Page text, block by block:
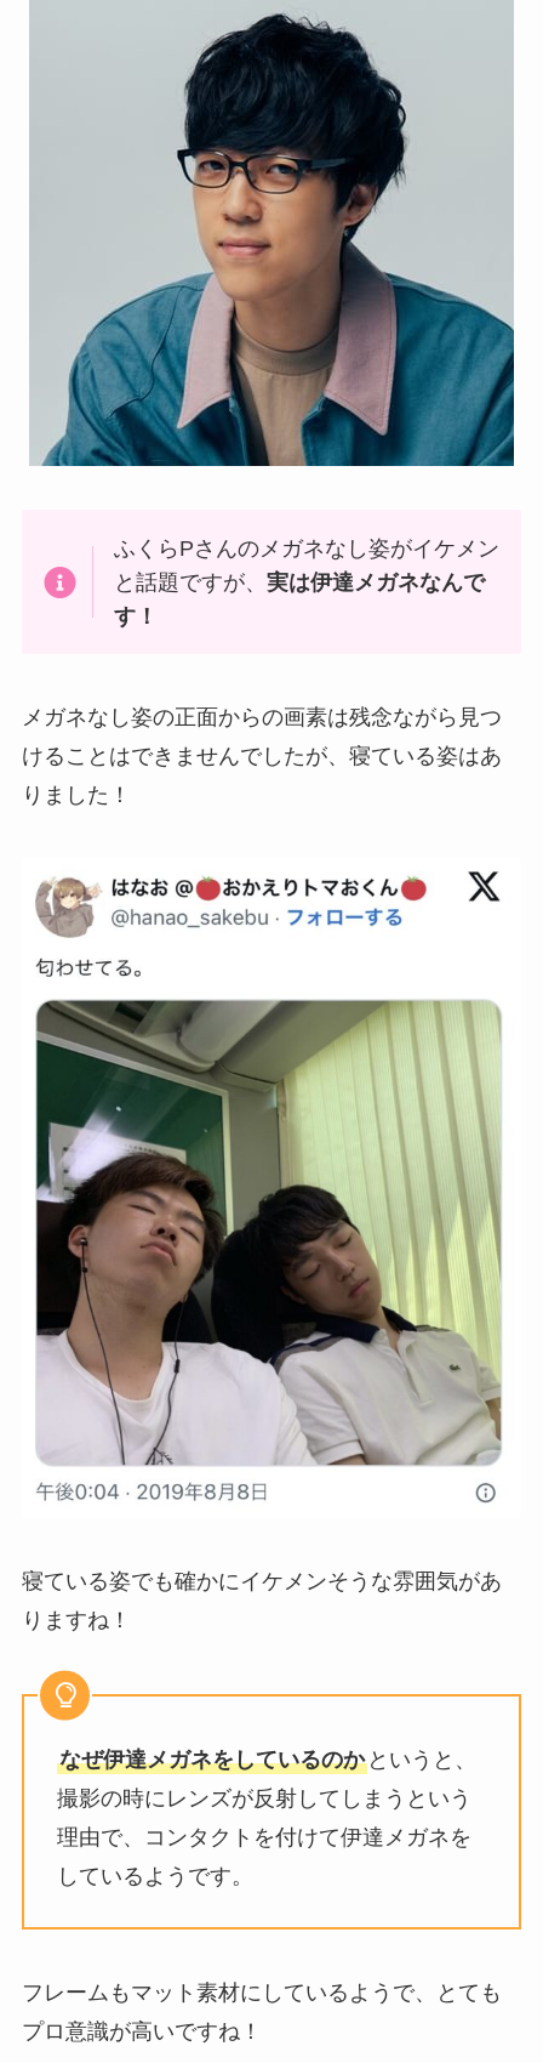
ふくらPさんのメガネなし姿がイケメン
と話題ですが、実は伊達メガネなんで
す！
メガネなし姿の正面からの画素は残念ながら見つ
けることはできませんでしたが、寝ている姿はあ
りました！
寝ている姿でも確かにイケメンそうな雰囲気があ
りますね！
なぜ伊達メガネをしているのかというと、
撮影の時にレンズが反射してしまうという
理由で、コンタクトを付けて伊達メガネを
しているようです。
フレームもマット素材にしているようで、とても
プロ意識が高いですね！